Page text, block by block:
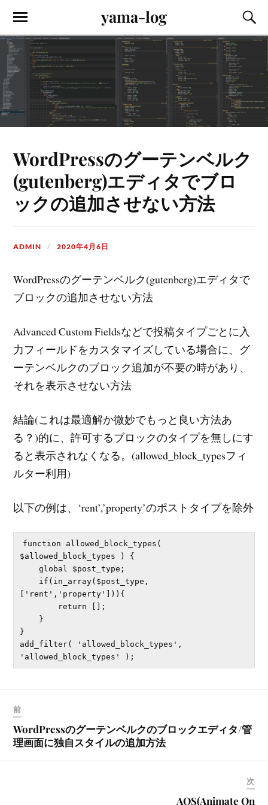
yama-log
WordPressのグーテンベルク
(gutenberg)エディタでブロ
ックの追加させない方法
ADMIN 2020年4月6日
WordPressのグーテンベルク(gutenberg)エディタで
ブロックの追加させない方法
Advanced Custom Fieldsなどで投稿タイプごとに入
力フィールドをカスタマイズしている場合に、グ
ーテンベルクのブロック追加が不要の時があり、
それを表示させない方法
結論(これは最適解か微妙でもっと良い方法あ
る？)的に、許可するブロックのタイプを無しにす
ると表示されなくなる。(allowed_block_typesフィ
ルター利用)
以下の例は、‘rent’,’property’のポストタイプを除外
function allowed_block_types(
$allowed_block_types ) {
    global $post_type;
['rent','property'])){
}
add_filter( 'allowed_block_types',
前
WordPressのグーテンベルクのブロックエディタ/管
理画面に独自スタイルの追加方法
次
AOS(Animate On